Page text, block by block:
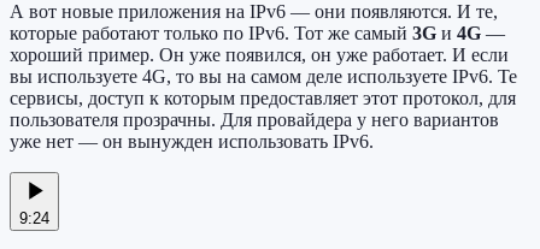
А вот новые приложения на IPv6 — они появляются. И те,
которые работают только по IPv6. Тот же самый 3G и 4G —
хороший пример. Он уже появился, он уже работает. И если
вы используете 4G, то вы на самом деле используете IPv6. Те
сервисы, доступ к которым предоставляет этот протокол, для
пользователя прозрачны. Для провайдера у него вариантов
уже нет — он вынужден использовать IPv6.
9:24